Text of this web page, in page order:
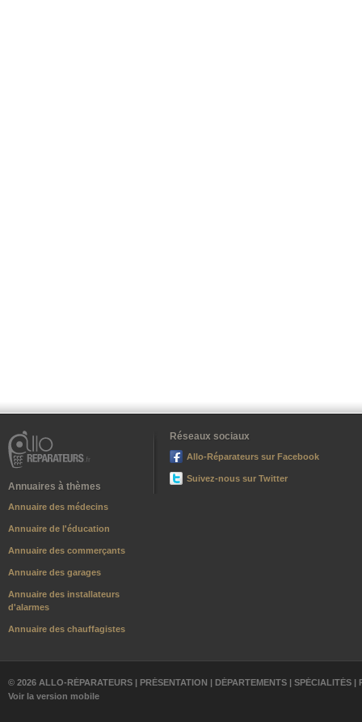
Annuaires à thèmes
Annuaire des médecins
Annuaire de l'éducation
Annuaire des commerçants
Annuaire des garages
Annuaire des installateurs
d'alarmes
Annuaire des chauffagistes
Réseaux sociaux
Allo-Réparateurs sur Facebook
Suivez-nous sur Twitter
© 2026 ALLO-RÉPARATEURS | PRÉSENTATION | DÉPARTEMENTS | SPÉCIALITÉS |
Voir la version mobile